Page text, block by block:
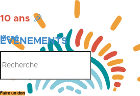
10 ans 🎉
ÉVÉNEMENTS
PUBLICATIONS
Menu
Faire un don